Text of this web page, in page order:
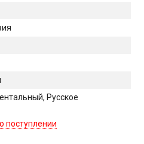
Русское
поступлении